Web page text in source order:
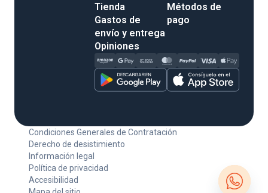
Tienda
Gastos de
envío y entrega
Opiniones
Métodos de
pago
Condiciones Generales de Contratación
Derecho de desistimiento
Información legal
Política de privacidad
Accesibilidad